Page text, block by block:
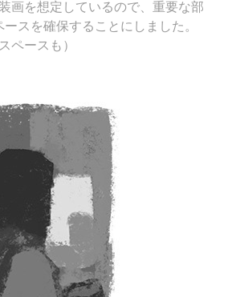
画を想定しているので、重要な部
スを確保することにしました。
ペースも）